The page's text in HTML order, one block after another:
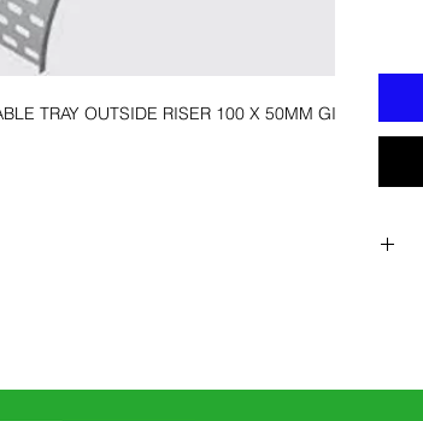
TRAY OUTSIDE RISER 100 X 50MM GI